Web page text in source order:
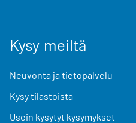
Kysy meiltä
Neuvonta ja tietopalvelu
Kysy tilastoista
Usein kysytyt kysymykset